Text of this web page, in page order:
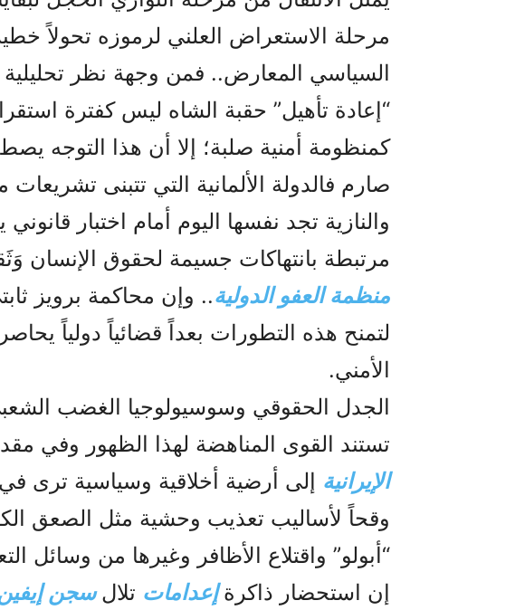
مرحلة الاستعراض العلني لرموزه تحولاً
السياسي المعارض.. فمن وجهة نظر
“إعادة تأهيل” حقبة الشاه ليس كفترة
كمنظومة أمنية صلبة؛ إلا أن هذا التوجه
صارم فالدولة الألمانية التي تتبنى
والنازية تجد نفسها اليوم أمام اختبار
مرتبطة بانتهاكات جسيمة لحقوق الإنسان
منظمة العفو الدولية.. وإن محاكمة برويز
لتمنح هذه التطورات بعداً قضائياً دولياً
الأمني.
الجدل الحقوقي وسوسيولوجيا الغضب
تستند القوى المناهضة لهذا الظهور وفي
الإيرانية إلى أرضية أخلاقية وسياسية ترى في
وقحاً لأساليب تعذيب وحشية مثل الصعق
“أبولو” واقتلاع الأظافر وغيرها من وسائل
إن استحضار ذاكرةإعدامات تلالسجن